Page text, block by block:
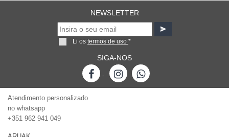
NEWSLETTER
Li os termos de uso *
SIGA-NOS
-
Atendimento personalizado
no whatsapp
+351 962 941 049